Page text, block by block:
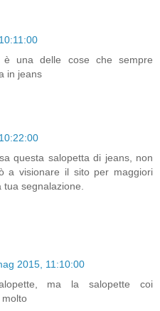
è una delle cose che sempre
in jeans
questa salopetta di jeans, non
a visionare il sito per maggiori
segnalazione.
2015, 11:10:00
ma la salopette coi
molto